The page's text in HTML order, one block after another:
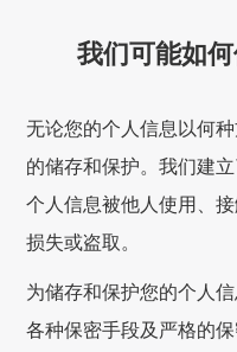
我们可能如
无论您的个人信息以何
的储存和保护。我们建
个人信息被他人使用、
损失或盗取。
为储存和保护您的个人
各种保密手段及严格的